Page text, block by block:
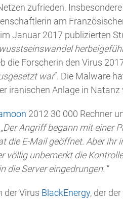
zufrieden.
am
im Januar 2017 publizierten
die Forscherin den Virus
war“. Die Malware
iranischen Anlage in Natanz
2012 30 000 Rechner
Der Angriff begann mit einer
die E-Mail geöffnet. Aber
völlig unbemerkt die
die Server eingedrungen. “
der Virus BlackEnergy, der